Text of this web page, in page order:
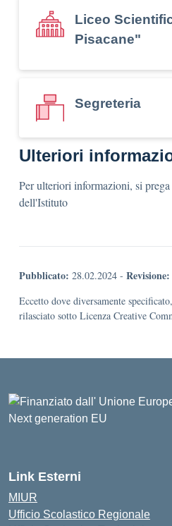
Liceo
Pisacane"
Segreteria
Ulteriori
Per ulteriori informazioni, si
dell'Istituto
Pubblicato: 28.02.2024 - Revisione:
Eccetto dove diversamente
rilasciato sotto Licenza Creative
Link Esterni
MIUR
Ufficio Scolastico Regionale